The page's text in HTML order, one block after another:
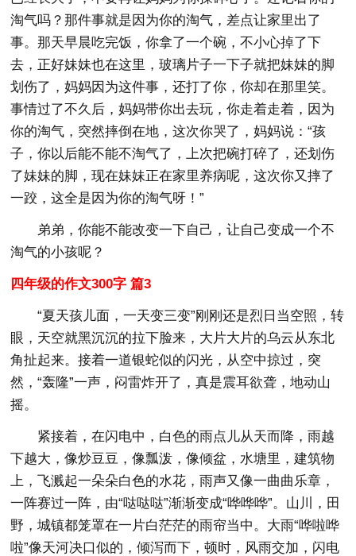
淘气吗？那件事就是因为你的淘气，差点让家里出了
事。那天早晨吃完饭，你拿了一个碗，不小心掉了下
去，正好妹妹也在这里，玻璃片子一下子就把妹妹的脚
划伤了，妈妈因为这件事，还打了你，你却在那里笑。
事情过了不久后，妈妈带你出去玩，你走着走着，因为
你的淘气，突然摔倒在地，这次你哭了，妈妈说：“孩
子，你以后能不能不淘气了，上次把碗打碎了，还划伤
了妹妹的脚，现在妹妹正在家里养病呢，这次你又摔了
一跤，这全是因为你的淘气呀！”
弟弟，你能不能改变一下自己，让自己变成一个不
淘气的小孩呢？
四年级的作文300字 篇3
“夏天孩儿面，一天变三变”刚刚还是烈日当空照，转
眼，天空就黑沉沉的拉下脸来，大片大片的乌云从东北
角扯起来。接着一道银蛇似的闪光，从空中掠过，突
然，“轰隆”一声，闷雷炸开了，真是震耳欲聋，地动山
摇。
紧接着，在闪电中，白色的雨点儿从天而降，雨越
下越大，像炒豆豆，像瓢泼，像倾盆，水塘里，建筑物
上，飞溅起一朵朵白色的水花，雨声又像一曲曲乐章，
一阵赛过一阵，由“哒哒哒”渐渐变成“哗哗哗”。山川，田
野，城镇都笼罩在一片白茫茫的雨帘当中。大雨“哗啦哗
啦”像天河决口似的，倾泻而下，顿时，风雨交加，闪电